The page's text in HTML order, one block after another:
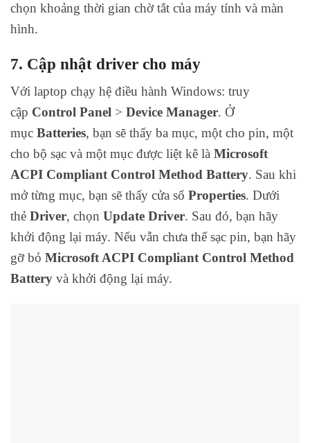
chọn khoảng thời gian chờ tắt của máy tính và màn
hình.
7. Cập nhật driver cho máy
Với laptop chạy hệ điều hành Windows: truy
cập Control Panel > Device Manager. Ở
mục Batteries, bạn sẽ thấy ba mục, một cho pin, một
cho bộ sạc và một mục được liệt kê là Microsoft
ACPI Compliant Control Method Battery. Sau khi
mở từng mục, bạn sẽ thấy cửa sổ Properties. Dưới
thẻ Driver, chọn Update Driver. Sau đó, bạn hãy
khởi động lại máy. Nếu vẫn chưa thể sạc pin, bạn hãy
gỡ bỏ Microsoft ACPI Compliant Control Method
Battery và khởi động lại máy.